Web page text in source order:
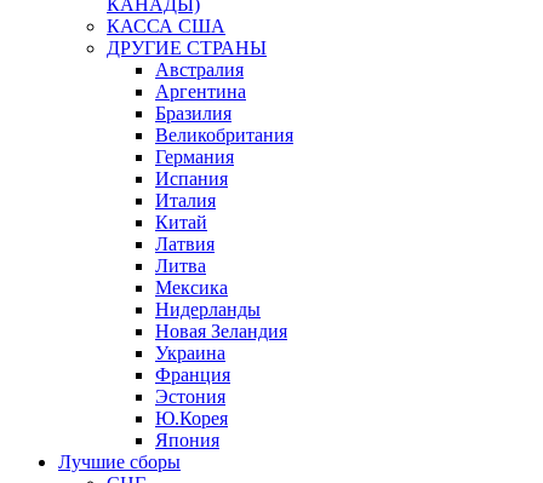
КАССА США
ДРУГИЕ СТРАНЫ
Австралия
Аргентина
Бразилия
Великобритания
Германия
Испания
Италия
Китай
Латвия
Литва
Мексика
Нидерланды
Новая Зеландия
Украина
Франция
Эстония
Ю.Корея
Япония
Лучшие сборы